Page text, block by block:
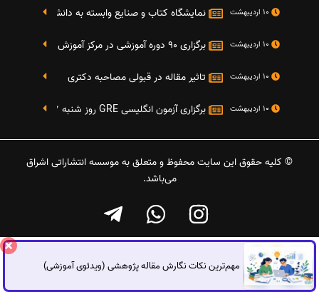
نمایشگاه کتاب و صنایع وابسته به دانشگاه صنعتی شریف 4 الی 8 مهر
برگزاری 90 دوره آموزشی در مرکز آموزش فرهنگی دانشگاه علامه
تاثیر مقاله در قبولی مصاحبه دکتری
برگزاری آزمون انگلیسی GRE روز شنبه 27 شهریور(مقارن با 17 سپتامبر 2016)
© کلیه حقوق این سایت محفوظ و متعلق به موسسه انتشاراتی اشراق
می‌باشد.
مهم‌ترین نکات نگارش مقاله پژوهشی (ویدئوی آموزشی)
گفتگوی آنلاین